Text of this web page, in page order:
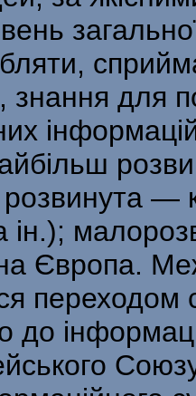
знання для
—
ін.);
Європа.
переходом
до